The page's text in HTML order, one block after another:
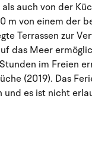
auch von der
m von einem der
Terrassen zur
das Meer
im Freien
(2019). Das
es ist nicht